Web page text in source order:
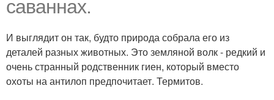
саваннах.
И выглядит он так, будто природа собрала его из
деталей разных животных. Это земляной волк - редкий и
очень странный родственник гиен, который вместо
охоты на антилоп предпочитает. Термитов.